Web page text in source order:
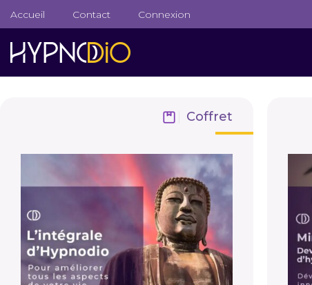
Accueil Contact Connexion
Coffret